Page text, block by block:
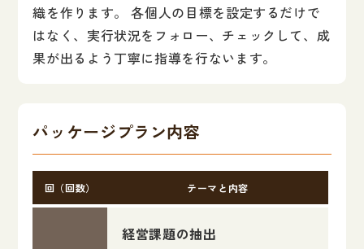
織を作ります。 各個人の目標を設定するだけで
はなく、実行状況をフォロー、チェックして、成
果が出るよう丁寧に指導を行ないます。
パッケージプラン内容
回（回数） テーマと内容
経営課題の抽出